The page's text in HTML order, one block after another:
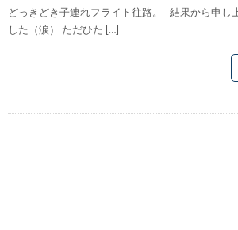
どっきどき子連れフライト往路。 結果から申し
した（涙） ただひた […]